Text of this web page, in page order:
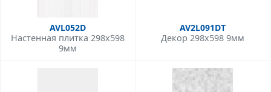
AVL052D
Настенная плитка 298x598
9мм
AV2L091DT
Декор 298x598 9мм